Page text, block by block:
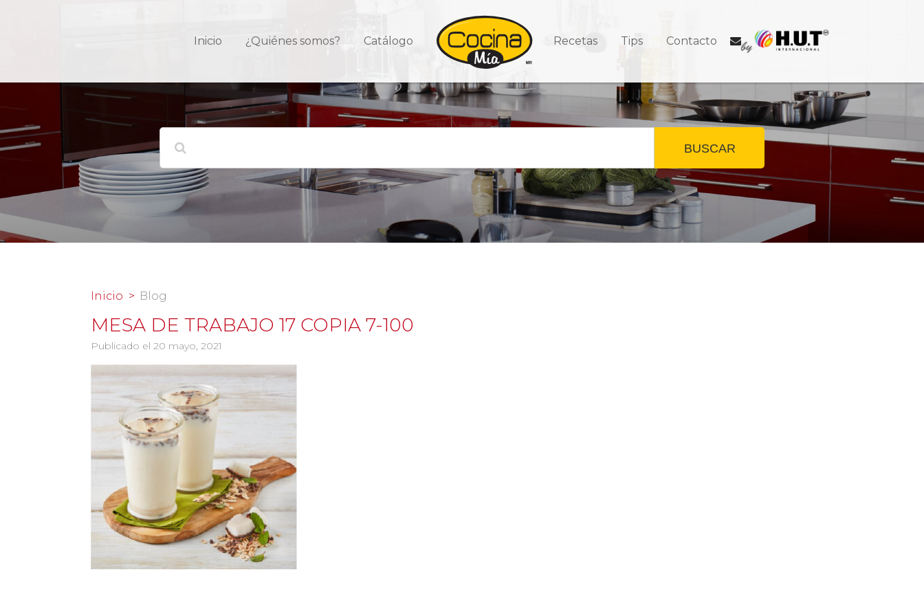
Inicio ¿Quiénes somos? Catálogo Recetas Tips Contacto
BUSCAR
Inicio Blog
MESA DE TRABAJO 17 COPIA 7-100
Publicado el 20 mayo, 2021